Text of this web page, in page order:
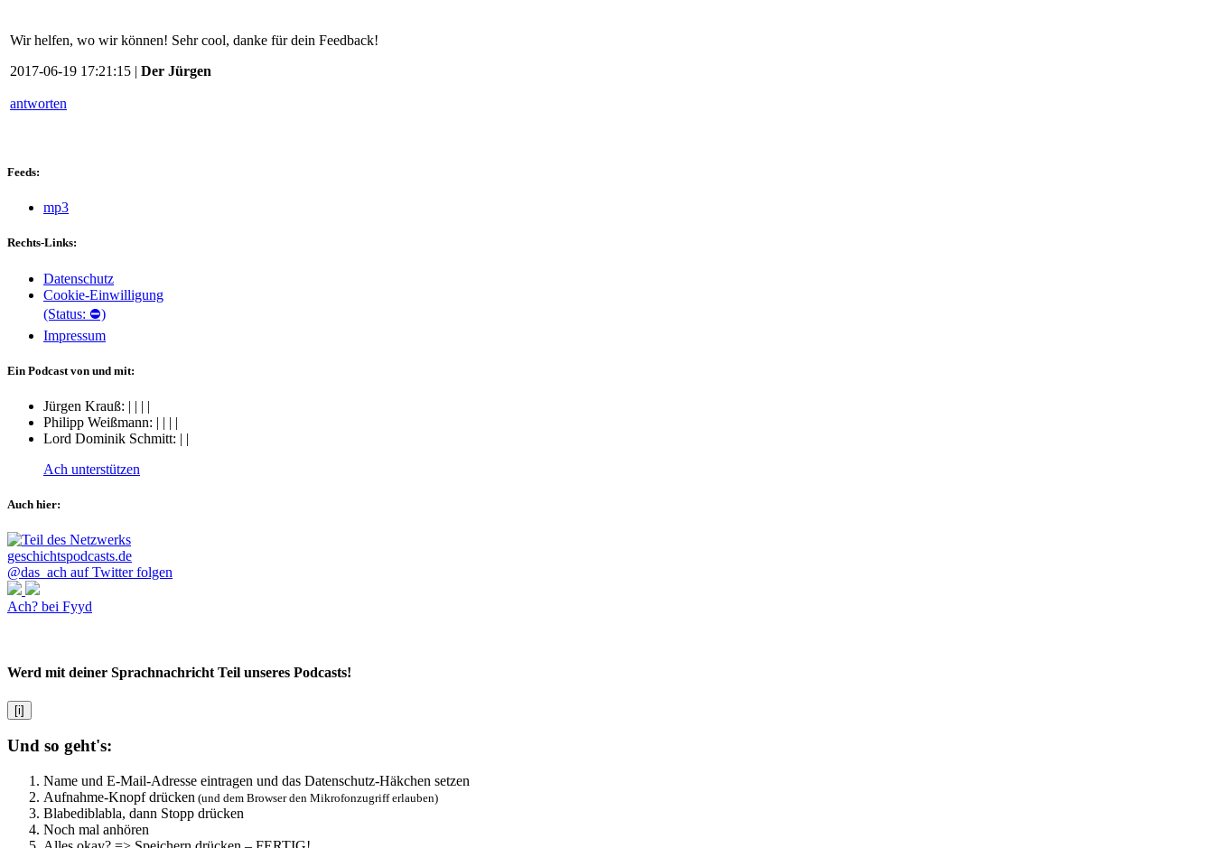
Wir helfen, wo wir können! Sehr cool, danke für dein Feedback!
2017-06-19 17:21:15 | Der Jürgen
antworten
Feeds:
mp3
Rechts-Links:
Datenschutz
Cookie-Einwilligung
(Status: ⛔)
Impressum
Ein Podcast von und mit:
Jürgen Krauß: | | | |
Philipp Weißmann: | | | |
Lord Dominik Schmitt: | |
Ach unterstützen
Auch hier:
@das_ach auf Twitter folgen
Ach? bei Fyyd
Werd mit deiner Sprachnachricht Teil unseres Podcasts!
[i]
Und so geht's:
Name und E-Mail-Adresse eintragen und das Datenschutz-Häkchen setzen
Aufnahme-Knopf drücken (und dem Browser den Mikrofonzugriff erlauben)
Blabediblabla, dann Stopp drücken
Noch mal anhören